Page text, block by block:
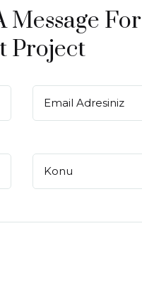
Message For
Project